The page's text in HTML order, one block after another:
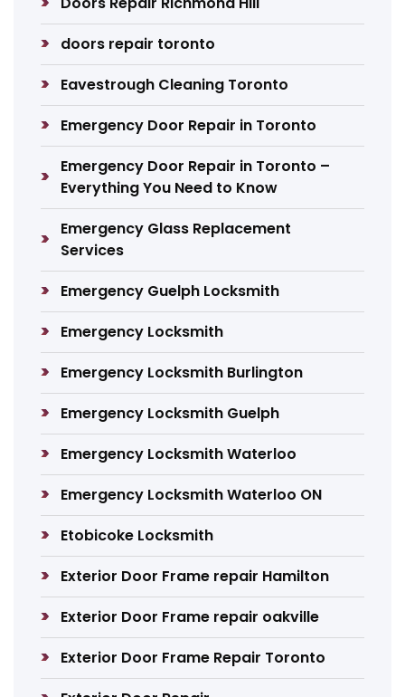
doors repair toronto
Eavestrough Cleaning Toronto
Emergency Door Repair in Toronto
Emergency Door Repair in Toronto –
Everything You Need to Know
Emergency Glass Replacement
Services
Emergency Guelph Locksmith
Emergency Locksmith
Emergency Locksmith Burlington
Emergency Locksmith Guelph
Emergency Locksmith Waterloo
Emergency Locksmith Waterloo ON
Etobicoke Locksmith
Exterior Door Frame repair Hamilton
Exterior Door Frame repair oakville
Exterior Door Frame Repair Toronto